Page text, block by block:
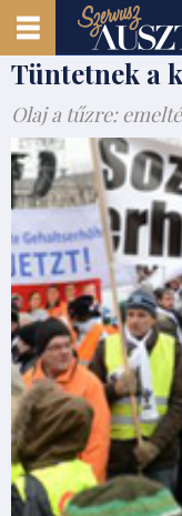
Tüntetnek a
Olaj a tűzre: